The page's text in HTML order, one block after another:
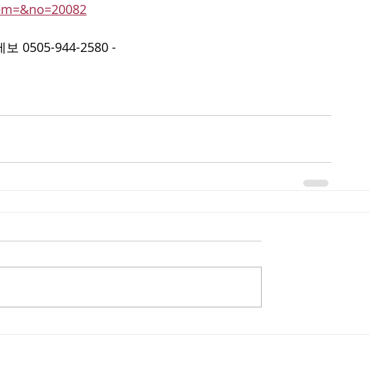
보 0505-944-2580 -